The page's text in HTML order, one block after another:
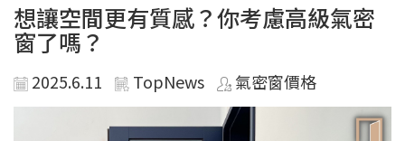
想讓空間更有質感？你考慮高級氣密
窗了嗎？
2025.6.11 TopNews 氣密窗價格